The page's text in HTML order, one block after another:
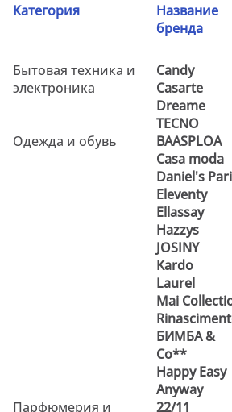
Категория
Название
бренда
Бытовая техника и
электроника
Candy
Casarte
Dreame
TECNO
Одежда и обувь
BAASPLOA
Casa moda
Daniel's
Eleventy
Ellassay
Hazzys
JOSINY
Kardo
Laurel
Mai
БИМБА &
Co**
Happy Easy
Anyway
Парфюмерия и
22/11